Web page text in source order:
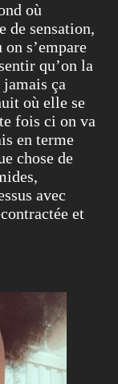
où
de sensation,
s’empare
qu’on la
jamais ça
où elle se
fois ci on va
en terme
chose de
avec
et